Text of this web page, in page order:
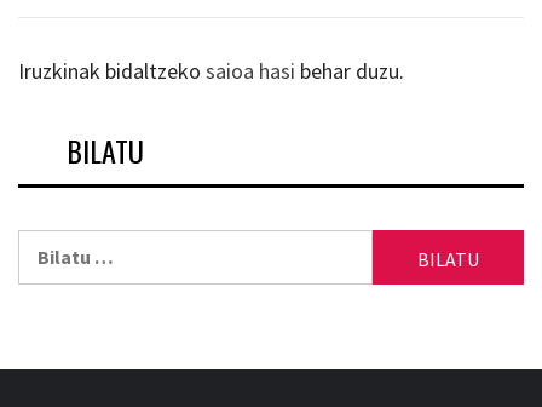
Iruzkinak bidaltzeko saioa hasi behar duzu.
BILATU